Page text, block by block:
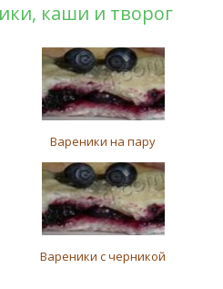
каши и творог
Вареники на пару
Вареники с черникой